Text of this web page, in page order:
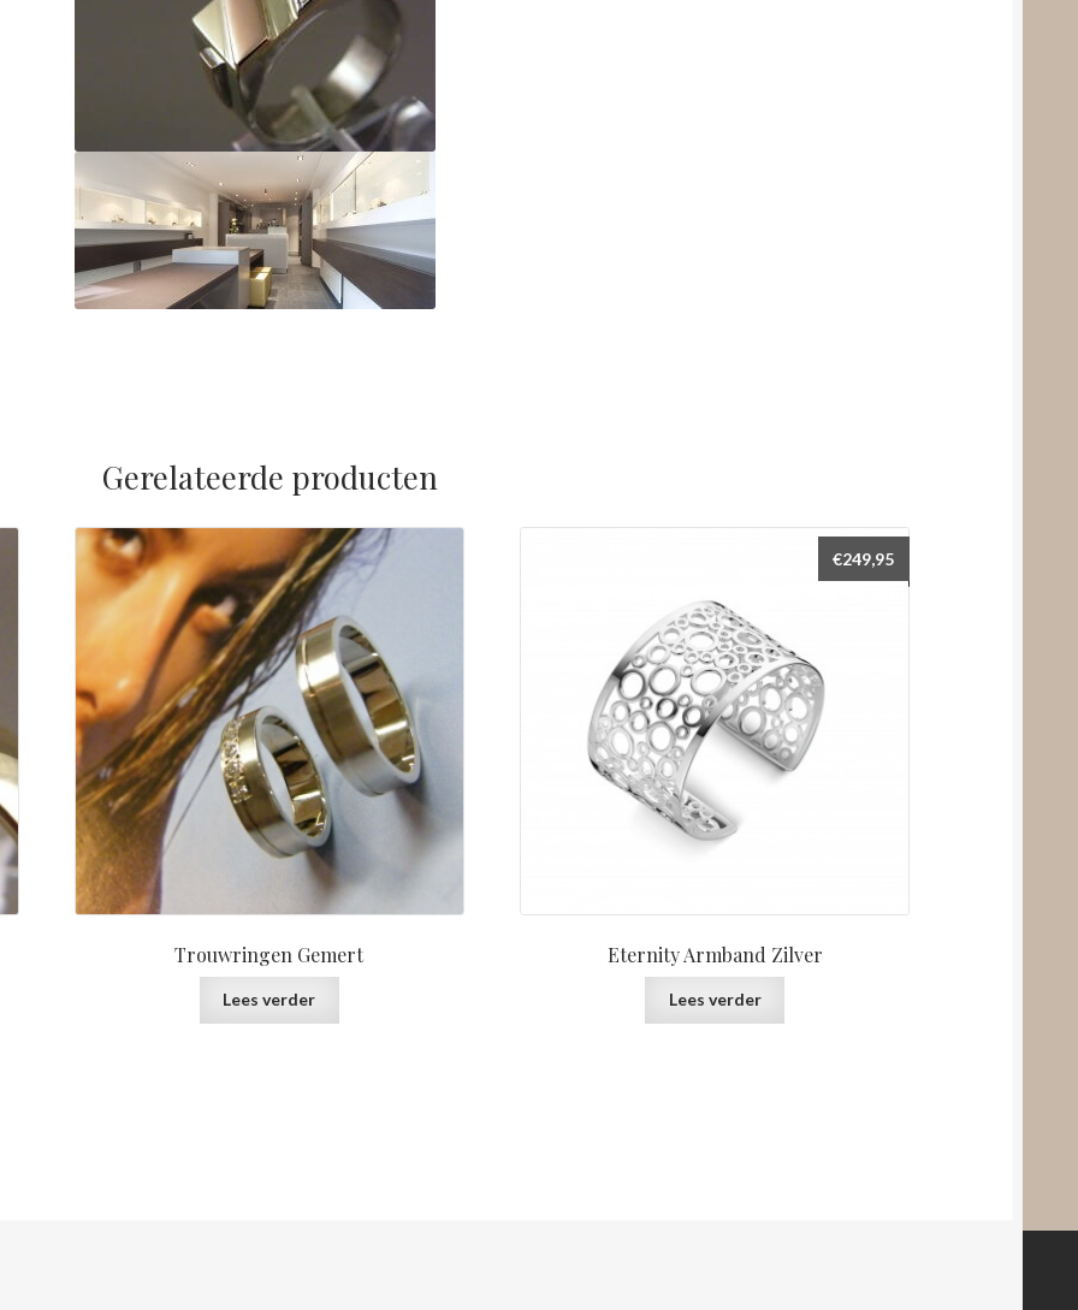
Gerelateerde producten
Trouwringen Gemert
Lees verder
Eternity Armband Zilver
€249,95
Lees verder